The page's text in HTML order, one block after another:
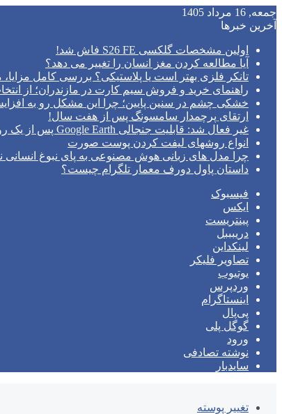
جمعه, 16 مرداد 1405
آخرین خبرها
اولین مشخصات گلکسی S26 FE فاش شد!
آیا مطالعه کردن مغز انسان را تغییر می‌ دهد؟
تانکر فلزی بهتر است یا پلاستیکی؟ بررسی کامل مزایا،
راهنمای خرید و فروش سیم کارت در مازندران؛ از
خشکی چشم در سنین پایین؛ چرا این مشکل رو به
ارتقای پرچمدار سامسونگ پس از هفت سال!
غیر فعال شد: قابلیت جنجالی Google Earth پس از یک روز!
انواع روشهای لیفت کردن پوست صورت
چرا مدل‌ های زبانی هوش مصنوعی به پای نبوغ انسانی
داستان پاول دورف معمار تلگرام چیست؟
فیسبوک
ایکس
پینتریست
دریبببل
لینکداین
تصاویر فلیکر
یوتیوب
وردپرس
اینستاگرام
پی‌پال
گوگل پلی
ورود
نوشته تصادفی
سایدبار
تغییر پوسته